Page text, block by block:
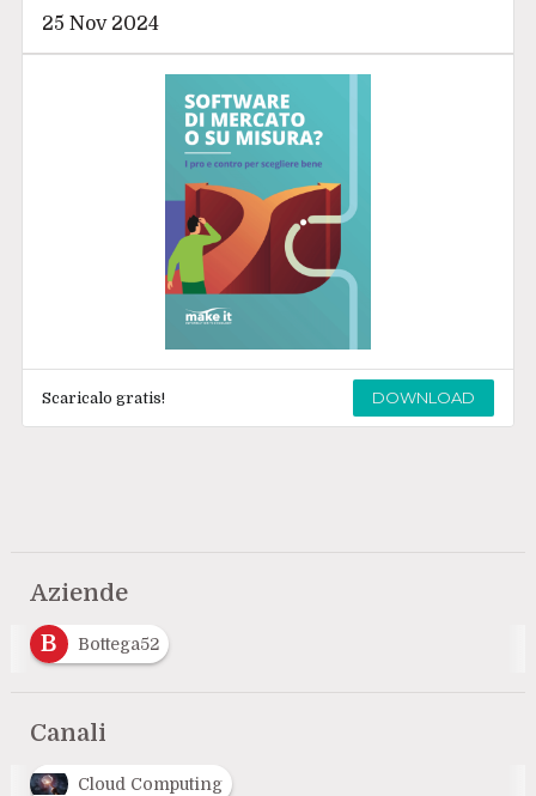
25 Nov 2024
Scaricalo gratis! DOWNLOAD
Aziende
B
Bottega52
Canali
Cloud Computing